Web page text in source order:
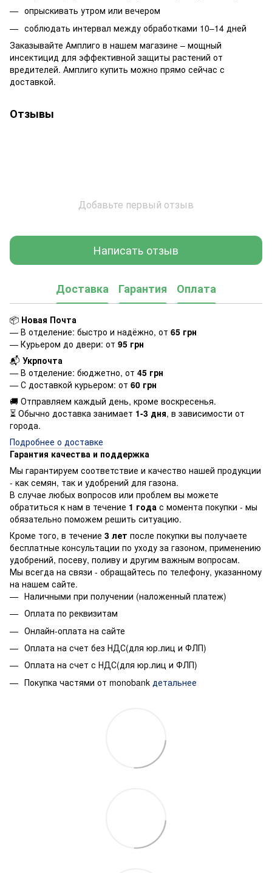
опрыскивать утром или вечером
соблюдать интервал между обработками 10–14 дней
Заказывайте Амплиго в нашем магазине – мощный
инсектицид для эффективной защиты растений от
вредителей. Амплиго купить можно прямо сейчас с
доставкой.
Отзывы
Добавьте первый отзыв
Написать отзыв
Доставка Гарантия Оплата
📦 Новая Почта
— В отделение: быстро и надёжно, от 65 грн
— Курьером до двери: от 95 грн
📬 Укрпочта
— В отделение: бюджетно, от 45 грн
— С доставкой курьером: от 60 грн
🚚 Отправляем каждый день, кроме воскресенья.
⏳ Обычно доставка занимает 1-3 дня, в зависимости от
города.
Подробнее о доставке
Гарантия качества и поддержка
Мы гарантируем соответствие и качество нашей продукции
- как семян, так и удобрений для газона.
В случае любых вопросов или проблем вы можете
обратиться к нам в течение 1 года с момента покупки - мы
обязательно поможем решить ситуацию.
Кроме того, в течение 3 лет после покупки вы получаете
бесплатные консультации по уходу за газоном, применению
удобрений, посеву, поливу и другим важным вопросам.
Мы всегда на связи - обращайтесь по телефону, указанному
на нашем сайте.
Наличными при получении (наложенный платеж)
Оплата по реквизитам
Онлайн-оплата на сайте
Оплата на счет без НДС(для юр.лиц и ФЛП)
Оплата на счет с НДС(для юр.лиц и ФЛП)
Покупка частями от monobank детальнее